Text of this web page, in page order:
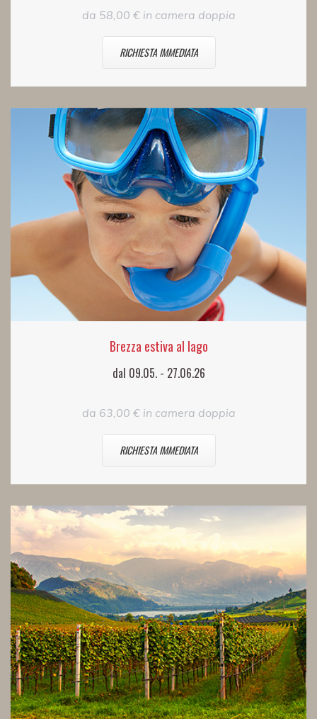
da 58,00 € in camera doppia
RICHIESTA IMMEDIATA
Brezza estiva al lago
dal 09.05. - 27.06.26
da 63,00 € in camera doppia
RICHIESTA IMMEDIATA